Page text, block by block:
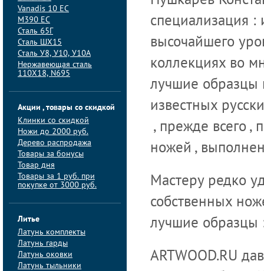
Vanadis 10 ЕС
M390 ЕС
Сталь 65Г
Сталь ШХ15
Сталь У8, У10, У10А
Нержавеющая сталь
110Х18, N695
Акции , товары со скидкой
Клинки со скидкой
Ножи до 2000 руб.
Дерево распродажа
Товары за бонусы
Товар дня
Товары за 1 руб. при
покупке от 3000 руб.
Литье
Латунь комплекты
Латунь гарды
Латунь оковки
Латунь тыльники
специализация :
высочайшего
коллекциях во
лучшие образцы
известных
, прежде всего ,
ножей ,
Мастеру редко
собственных
лучшие образцы
ARTWOOD.RU